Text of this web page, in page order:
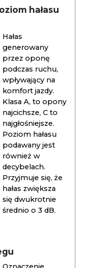
hałasu
Hałas
generowany
przez oponę
podczas ruchu,
wpływający na
komfort jazdy.
Klasa A, to opony
najcichsze, C to
najgłośniejsze.
Poziom hałasu
podawany jest
również w
decybelach.
Przyjmuje się, że
hałas zwiększa
się dwukrotnie
średnio o 3 dB.